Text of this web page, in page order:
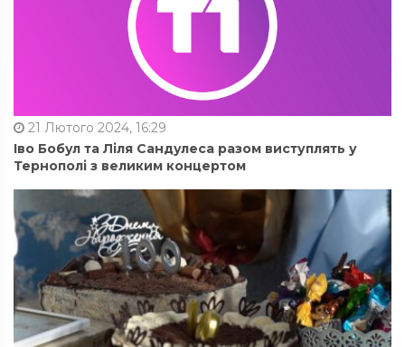
21 Лютого 2024, 16:29
Іво Бобул та Ліля Сандулеса разом виступлять у
Тернополі з великим концертом